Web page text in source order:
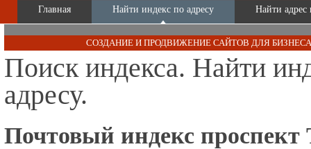
Главная Найти индекс по адресу Найти адрес
СОЗДАНИЕ И ПРОДВИЖЕНИЕ САЙТОВ ДЛЯ
Поиск индекса. Найти
адресу.
Почтовый индекс проспект